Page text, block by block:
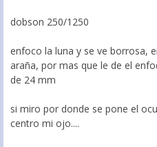
dobson 250/1250
enfoco la luna y se ve borrosa,
araña, por mas que le de el
de 24 mm
si miro por donde se pone el
centro mi ojo....